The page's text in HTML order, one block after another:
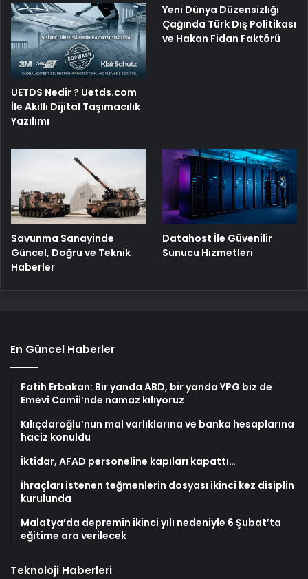
UETDS Nedir ? Uetds.com
İle Akıllı Dijital Taşımacılık
Yazılımı
Yeni Dünya Düzensizliği
Çağında Türk Dış Politikası
ve Hakan Fidan Faktörü
Savunma Sanayinde
Güncel, Doğru ve Teknik
Haberler
Datahost İle Güvenilir
Sunucu Hizmetleri
En Güncel Haberler
Fatih Erbakan: Bir yanda ABD, bir yanda YPG biz de
Emevi Camii’nde namaz kılıyoruz
Kılıçdaroğlu’nun mal varlıklarına ve banka hesaplarına
haciz konuldu
İktidar, AFAD personeline kapıları kapattı…
İhraçları istenen teğmenlerin dosyası ikinci kez disiplin
kurulunda
Malatya’da depremin ikinci yılı nedeniyle 6 Şubat’ta
eğitime ara verilecek
Teknoloji Haberleri